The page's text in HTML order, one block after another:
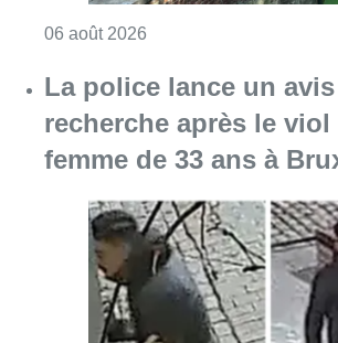
06 août 2026 Consulter l'article "La
La Commune